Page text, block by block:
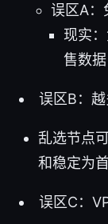
误区A：
现实
售数
误区B：
乱选节点
和稳定为
误区C：